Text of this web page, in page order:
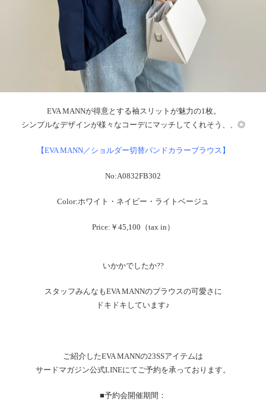
EVA MANNが得意とする袖スリットが魅力の1枚。
シンプルなデザインが様々なコーデにマッチしてくれそう、、◎
【EVA MANN／ショルダー切替バンドカラーブラウス】
No:A0832FB302
Color:ホワイト・ネイビー・ライトベージュ
Price:￥45,100（tax in）
いかかでしたか??
スタッフみんなもEVA MANNのブラウスの可愛さに
ドキドキしています♪
ご紹介したEVA MANNの23SSアイテムは
サードマガジン公式LINEにてご予約を承っております。
■予約会開催期間：